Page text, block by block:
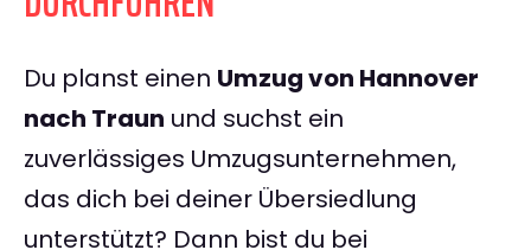
Du planst einen Umzug von Hannover
nach Traun und suchst ein
zuverlässiges Umzugsunternehmen,
das dich bei deiner Übersiedlung
unterstützt? Dann bist du bei